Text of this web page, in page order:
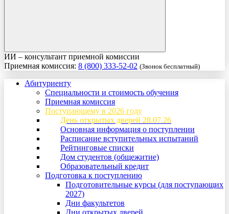
ИИ – консультант приемной комиссии
Приемная комиссия: 8 (800) 333-52-02 (Звонок бесплатный)
Абитуриенту
Специальности и стоимость обучения
Приемная комиссия
Поступающему в 2026 году
День открытых дверей 28.07.26
Основная информация о поступлении
Расписание вступительных испытаний
Рейтинговые списки
Дом студентов (общежитие)
Образовательный кредит
Подготовка к поступлению
Подготовительные курсы (для поступающих
2027)
Дни факультетов
Дни открытых дверей